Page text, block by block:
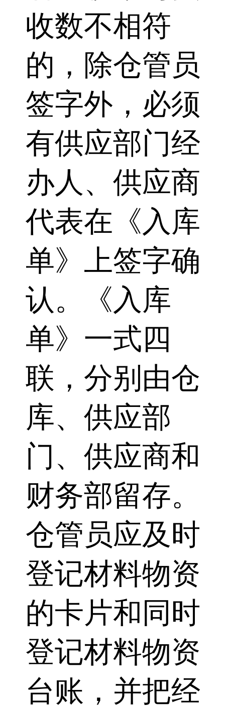
收数不相符
的，除仓管员
签字外，必须
有供应部门经
办人、供应商
代表在《入库
单》上签字确
认。《入库
单》一式四
联，分别由仓
库、供应部
门、供应商和
财务部留存。
仓管员应及时
登记材料物资
的卡片和同时
登记材料物资
台账，并把经